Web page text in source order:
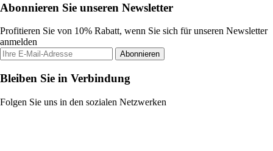
Abonnieren Sie unseren Newsletter
Profitieren Sie von 10% Rabatt, wenn Sie sich für unseren Newsletter
anmelden
Abonnieren
Bleiben Sie in Verbindung
Folgen Sie uns in den sozialen Netzwerken